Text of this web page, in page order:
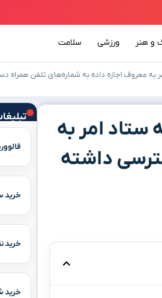
و هنر ورزشی سلامت
معروف اجازه داده به شماره‌های تلفن همراه
خرید
خرید
خرید
امر به
داشته